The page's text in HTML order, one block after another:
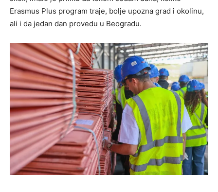
Erasmus Plus program traje, bolje upozna grad i okolinu,
ali i da jedan dan provedu u Beogradu.